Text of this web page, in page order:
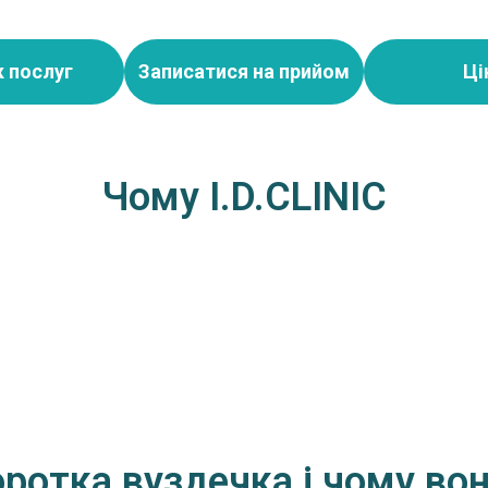
послуг Записатися на прийом
Чому I.D.CLINIC